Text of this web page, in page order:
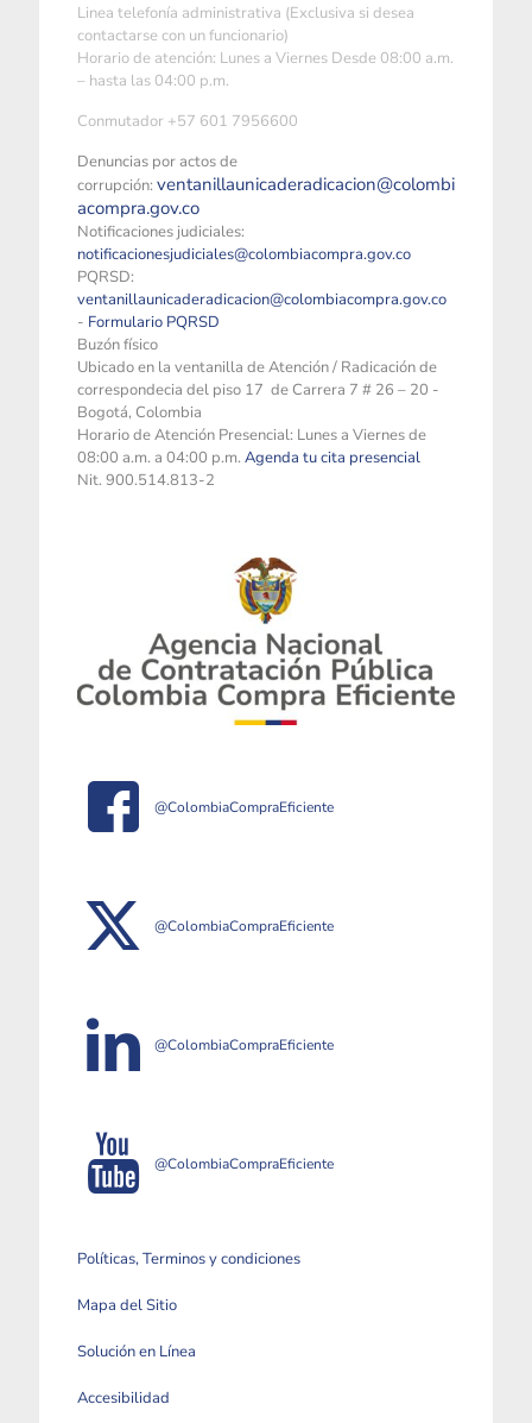
Linea telefonía administrativa (Exclusiva si desea
contactarse con un funcionario)
Horario de atención: Lunes a Viernes Desde 08:00 a.m.
– hasta las 04:00 p.m.
Conmutador +57 601 7956600
Denuncias por actos de
corrupción: ventanillaunicaderadicacion@colombi
acompra.gov.co
Notificaciones judiciales:
notificacionesjudiciales@colombiacompra.gov.co
PQRSD:
ventanillaunicaderadicacion@colombiacompra.gov.co
- Formulario PQRSD
Buzón físico
Ubicado en la ventanilla de Atención / Radicación de
correspondecia del piso 17 de Carrera 7 # 26 – 20 -
Bogotá, Colombia
Horario de Atención Presencial: Lunes a Viernes de
08:00 a.m. a 04:00 p.m. Agenda tu cita presencial
Nit. 900.514.813-2
@ColombiaCompraEficiente
@ColombiaCompraEficiente
@ColombiaCompraEficiente
@ColombiaCompraEficiente
Políticas, Terminos y condiciones
Mapa del Sitio
Solución en Línea
Accesibilidad